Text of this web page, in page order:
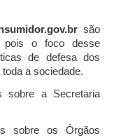
são
pois o foco desse
de defesa dos
a sociedade.
sobre a Secretaria
sobre os Órgãos